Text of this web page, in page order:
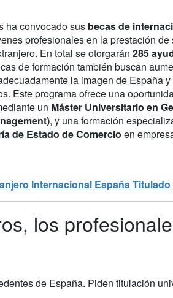
ha convocado sus becas de
profesionales en la prestación
En total se otorgarán 285
de formación también buscan
la imagen de España
Este programa ofrece una
un Máster Universitario en
, y una formación
de Estado de Comercio en
Internacional España Titulado
los
de España. Piden titulación